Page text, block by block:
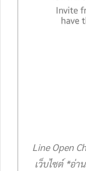
Line Open
เว็บไซต์ *อ่า